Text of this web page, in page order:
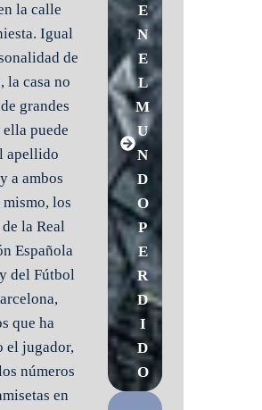
la calle
Igual
de
la casa no
grandes
puede
apellido
a ambos
los
la Real
Española
del Fútbol
que ha
el jugador,
números
en
E
N
E
L
M
U
N
D
O
P
E
R
D
I
D
O